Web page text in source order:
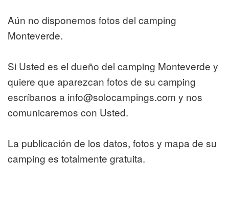
Aún no disponemos fotos del camping
Monteverde.
Si Usted es el dueño del camping Monteverde y
quiere que aparezcan fotos de su camping
escríbanos a info@solocampings.com y nos
comunicaremos con Usted.
La publicación de los datos, fotos y mapa de su
camping es totalmente gratuita.